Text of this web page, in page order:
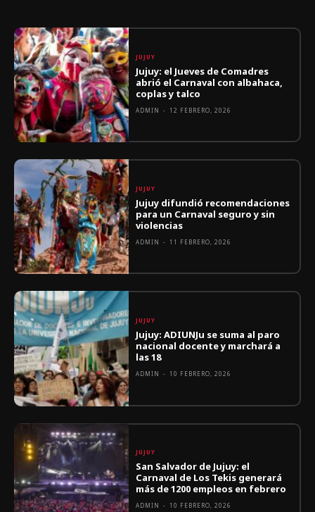
JUJUY
Jujuy: el Jueves de Comadres
abrió el Carnaval con albahaca,
coplas y talco
ADMIN - 12 FEBRERO, 2026
JUJUY
Jujuy difundió recomendaciones
para un Carnaval seguro y sin
violencias
ADMIN - 11 FEBRERO, 2026
JUJUY
Jujuy: ADIUNJu se suma al paro
nacional docente y marchará a
las 18
ADMIN - 10 FEBRERO, 2026
JUJUY
San Salvador de Jujuy: el
Carnaval de Los Tekis generará
más de 1200 empleos en febrero
ADMIN - 10 FEBRERO, 2026